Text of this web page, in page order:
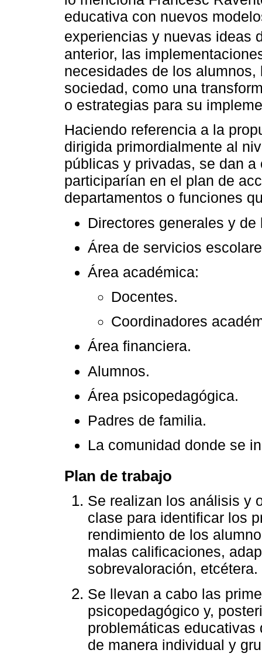
educativa con nuevos
experiencias y nuevas ideas
anterior, las
necesidades de los
sociedad, como una
o estrategias para su
Haciendo referencia a la
dirigida primordialmente al
públicas y privadas, se dan
participarían en el plan de
departamentos o funciones
Directores generales y
Área de servicios
Área académica:
Docentes.
Coordinadores
Área financiera.
Alumnos.
Área psicopedagógica.
Padres de familia.
La comunidad donde se
Plan de trabajo
Se realizan los análisis y
clase para identificar los
rendimiento de los
malas calificaciones,
sobrevaloración, etcétera.
Se llevan a cabo las
psicopedagógico y,
problemáticas
de manera individual y